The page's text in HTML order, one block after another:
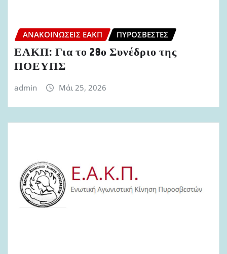
ΑΝΑΚΟΙΝΏΣΕΙΣ ΕΑΚΠ ΠΥΡΟΣΒΈΣΤΕΣ
ΕΑΚΠ: Για το 28ο Συνέδριο της
ΠΟΕΥΠΣ
admin Μάι 25, 2026